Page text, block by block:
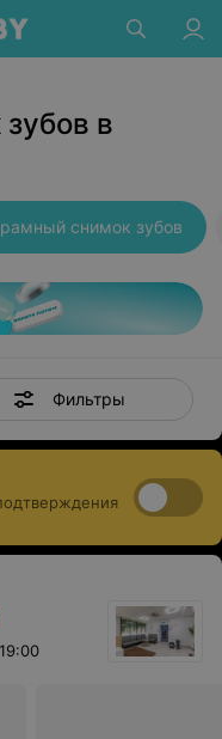
в
снимок зубов
Фильтры